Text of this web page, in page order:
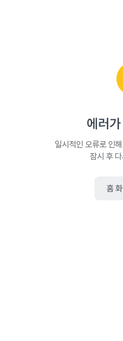
에러
일시적인 오류로 인
잠시 후
홈